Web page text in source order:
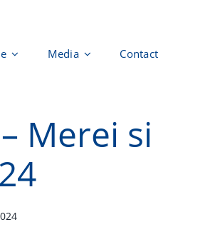
Media Contact
Merei si